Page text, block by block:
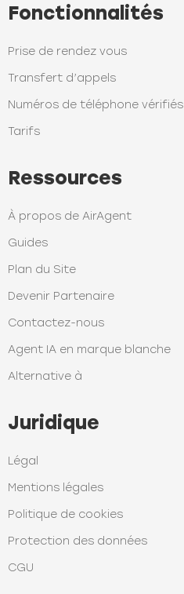
Fonctionnalités
Prise de rendez vous
Transfert d’appels
Numéros de téléphone vérifiés
Tarifs
Ressources
À propos de AirAgent
Guides
Plan du Site
Devenir Partenaire
Contactez-nous
Agent IA en marque blanche
Alternative à
Juridique
Légal
Mentions légales
Politique de cookies
Protection des données
CGU